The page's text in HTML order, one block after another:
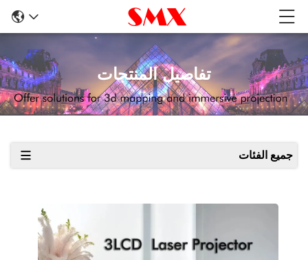
تفاصيل المنتجات
جميع الفئات